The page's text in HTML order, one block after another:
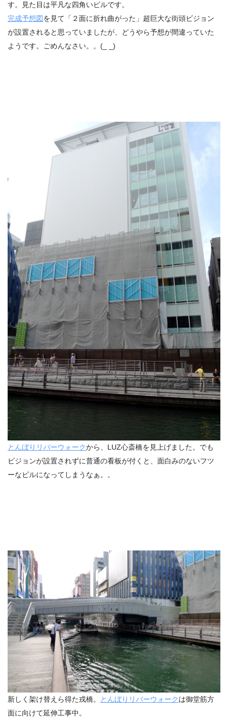
す。見た目は平凡な四角いビルです。
完成予想図を見て「２面に折れ曲がった」超巨大な街頭ビジョン
が設置されると思っていましたが、どうやら予想が間違っていた
ようです。ごめんなさい。。(_ _)
とんぼりリバーウォークから、LUZ心斎橋を見上げました。でも
ビジョンが設置されずに普通の看板が付くと、面白みのないフツ
ーなビルになってしまうなぁ。。
新しく架け替えら得た戎橋。 とんぼりリバーウォークは御堂筋方
面に向けて延伸工事中。